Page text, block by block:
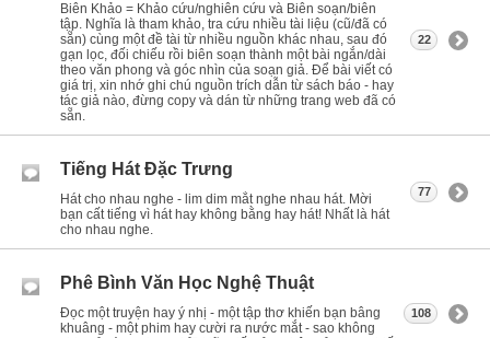
Biên Khảo = Khảo cứu/nghiên cứu và Biên soạn/biên
tập. Nghĩa là tham khảo, tra cứu nhiều tài liệu (cũ/đã có
sẵn) cùng một đề tài từ nhiều nguồn khác nhau, sau đó
gạn lọc, đối chiếu rồi biên soạn thành một bài ngắn/dài
theo văn phong và góc nhìn của soạn giả. Để bài viết có
giá trị, xin nhớ ghi chú nguồn trích dẫn từ sách báo - hay
tác giả nào, đừng copy và dán từ những trang web đã có
sẵn.
22
Tiếng Hát Đặc Trưng
Hát cho nhau nghe - lim dim mắt nghe nhau hát. Mời
bạn cất tiếng vì hát hay không bằng hay hát! Nhất là hát
cho nhau nghe.
77
Phê Bình Văn Học Nghệ Thuật
Đọc một truyện hay ý nhị - một tập thơ khiến bạn bâng
khuâng - một phim hay cười ra nước mắt - sao không
108